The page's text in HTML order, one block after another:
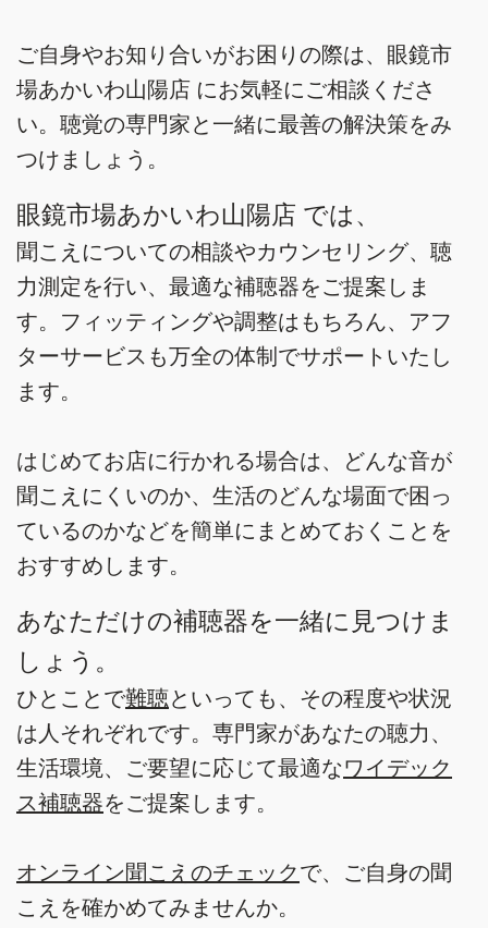
ご自身やお知り合いがお困りの際は、眼鏡市
場あかいわ山陽店 にお気軽にご相談くださ
い。聴覚の専門家と一緒に最善の解決策をみ
つけましょう。
眼鏡市場あかいわ山陽店 では、
聞こえについての相談やカウンセリング、聴
力測定を行い、最適な補聴器をご提案しま
す。フィッティングや調整はもちろん、アフ
ターサービスも万全の体制でサポートいたし
ます。
はじめてお店に行かれる場合は、どんな音が
聞こえにくいのか、生活のどんな場面で困っ
ているのかなどを簡単にまとめておくことを
おすすめします。
あなただけの補聴器を一緒に見つけま
しょう。
ひとことで難聴といっても、その程度や状況
は人それぞれです。専門家があなたの聴力、
生活環境、ご要望に応じて最適なワイデック
ス補聴器をご提案します。
オンライン聞こえのチェックで、ご自身の聞
こえを確かめてみませんか。